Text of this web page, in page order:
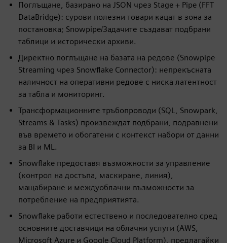
Поглъщане, базирано на JSON чрез Stage + Pipe (FFT
DataBridge): сурови полезни товари кацат в зона за
постановка; Snowpipe/Задачите създават подбрани
таблици и исторически архиви.
Директно поглъщане на базата на редове (Snowpipe
Streaming чрез Snowflake Connector): непрекъсната
наличност на оперативни редове с ниска латентност
за табла и мониторинг.
Трансформационните тръбопроводи (SQL, Snowpark,
Streams & Tasks) произвеждат подбрани, подравнени
във времето и обогатени с контекст набори от данни
за BI и ML.
Snowflake предоставя възможности за управление
(контрол на достъпа, маскиране, линия),
мащабиране и междуоблачни възможности за
потребление на предприятията.
Snowflake работи естествено и последователно сред
основните доставчици на облачни услуги (AWS,
Microsoft Azure и Google Cloud Platform), предлагайки